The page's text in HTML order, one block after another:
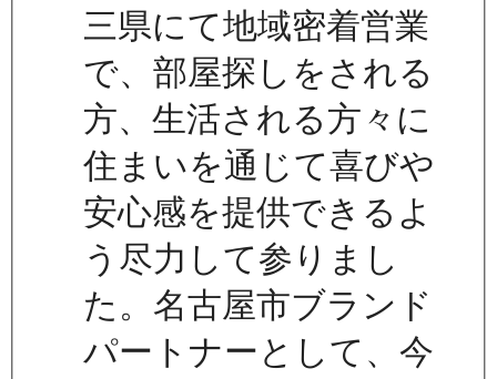
三県にて地域密着営業
で、部屋探しをされる
方、生活される方々に
住まいを通じて喜びや
安心感を提供できるよ
う尽力して参りまし
た。名古屋市ブランド
パートナーとして、今